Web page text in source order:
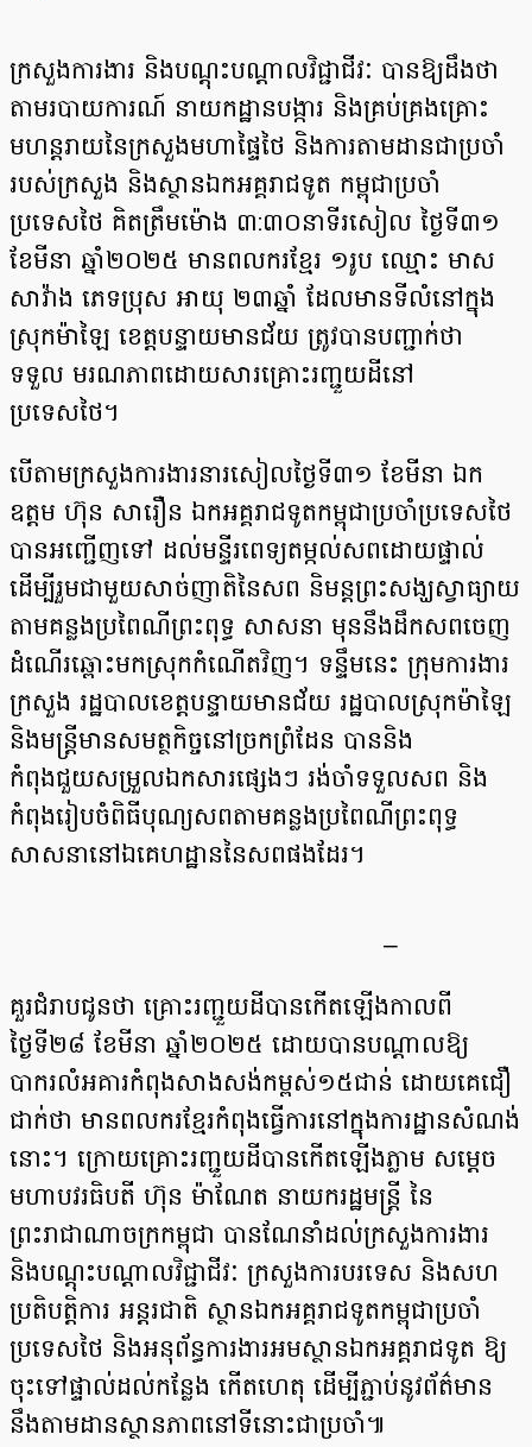
ក្រសួងការងារ និងបណ្តុះបណ្តាលវិជ្ជាជីវៈ បាន​ឱ្យដឹងថា
តាមរបាយការណ៍ នាយកដ្ឋានបង្ការ និងគ្រប់គ្រងគ្រោះ
មហន្តរាយនៃក្រសួងមហាផ្ទៃថៃ និងការតាមដានជាប្រចាំ
របស់ក្រសួង និងស្ថានឯកអគ្គរាជទូត កម្ពុជាប្រចាំ
ប្រទេសថៃ គិតត្រឹមម៉ោង ៣:៣០នាទីរសៀល ថ្ងៃទី៣១
ខែមីនា ឆ្នាំ២០២៥ មានពលករខ្មែរ ១រូប ឈ្មោះ មាស
សាវ៉ាង ភេទប្រុស អាយុ ២៣ឆ្នាំ ដែលមានទីលំនៅក្នុង
ស្រុកម៉ាឡៃ ខេត្តបន្ទាយមានជ័យ ត្រូវបានបញ្ជាក់ថា
ទទួល មរណភាពដោយសារគ្រោះរញ្ជួយដីនៅ
ប្រទេសថៃ។
បើតាម​ក្រសួងការងារនារសៀលថ្ងៃទី៣១ ខែមីនា ឯក
ឧត្តម ហ៊ុន សារឿន ឯកអគ្គរាជទូតកម្ពុជាប្រចាំប្រទេសថៃ
បានអញ្ជើញទៅ ដល់មន្ទីរពេទ្យតម្កល់សពដោយផ្ទាល់
ដើម្បីរួមជាមួយសាច់ញាតិនៃសព និមន្តព្រះសង្ឃស្វាធ្យាយ
តាមគន្លងប្រពៃណីព្រះពុទ្ធ សាសនា មុននឹងដឹកសពចេញ
ដំណើរឆ្ពោះមកស្រុកកំណើតវិញ។ ទន្ទឹមនេះ ក្រុមការងារ
ក្រសួង រដ្ឋបាលខេត្តបន្ទាយមានជ័យ រដ្ឋបាលស្រុកម៉ាឡៃ
និងមន្ត្រីមានសមត្ថកិច្ចនៅច្រកព្រំដែន បាននិង
កំពុងជួយសម្រួលឯកសារផ្សេងៗ រង់ចាំទទួលសព និង
កំពុងរៀបចំពិធីបុណ្យសពតាមគន្លងប្រពៃណីព្រះពុទ្ធ
សាសនានៅឯគេហដ្ឋាននៃសពផងដែរ។
–
គួរជំរាបជូនថា គ្រោះរញ្ជួយដីបានកើតឡើង​កាលពី
ថ្ងៃទី២៨ ខែមីនា ឆ្នាំ២០២៥ ដោយ​បានបណ្តាល​ឱ្យ​
បាករលំអគារកំពុងសាងសង់កម្ពស់១៥ជាន់ ដោយ​គេជឿ
ជាក់ថា មានពលករ​ខ្មែរ​កំពុងធ្វើ​ការ​នៅ​ក្នុងការដ្ឋានសំណង់
នោះ។ ក្រោយគ្រោះរញ្ជួយដីបានកើតឡើងភ្លាម សម្តេច
មហាបវរធិបតី ហ៊ុន ម៉ាណែត នាយករដ្ឋមន្ត្រី នៃ
ព្រះរាជាណាចក្រកម្ពុជា បានណែនាំដល់ក្រសួងការងារ
និងបណ្តុះបណ្តាលវិជ្ជាជីវៈ ក្រសួងការបរទេស និងសហ
ប្រតិបត្តិការ អន្តរជាតិ ស្ថានឯកអគ្គរាជទូតកម្ពុជាប្រចាំ
ប្រទេសថៃ និងអនុព័ន្ធការងារអមស្ថានឯកអគ្គរាជទូត ឱ្យ
ចុះទៅផ្ទាល់ដល់កន្លែង កើតហេតុ ដើម្បីភ្ជាប់នូវព័ត៌មាន
នឹងតាមដានស្ថានភាពនៅទីនោះជាប្រចាំ៕